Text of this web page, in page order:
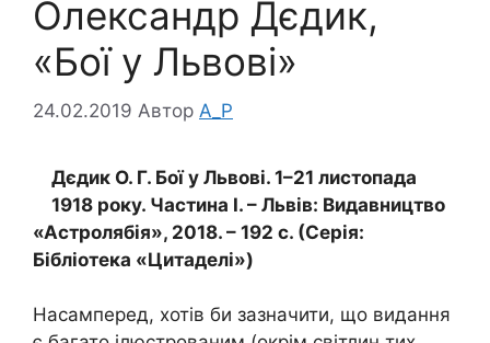
Олександр Дєдик,
«Бої у Львові»
24.02.2019 Автор A_P
Дєдик О. Г. Бої у Львові. 1–21 листопада
1918 року. Частина І. – Львів: Видавництво
«Астролябія», 2018. – 192 с. (Серія:
Бібліотека «Цитаделі»)
Насамперед, хотів би зазначити, що видання